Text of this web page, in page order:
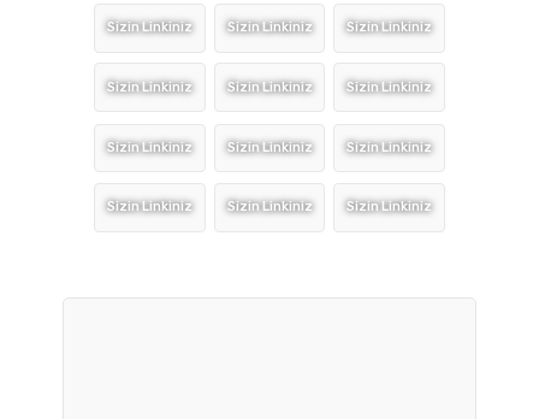
Sizin Linkiniz
Sizin Linkiniz
Sizin Linkiniz
Sizin Linkiniz
Sizin Linkiniz
Sizin Linkiniz
Sizin Linkiniz
Sizin Linkiniz
Sizin Linkiniz
Sizin Linkiniz
Sizin Linkiniz
Sizin Linkiniz